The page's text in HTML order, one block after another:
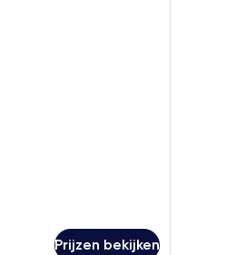
Prijzen bekijken